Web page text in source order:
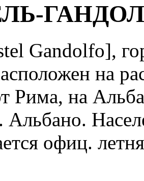
Gandolfo],
на
Рима, на
Альбано.
офиц.